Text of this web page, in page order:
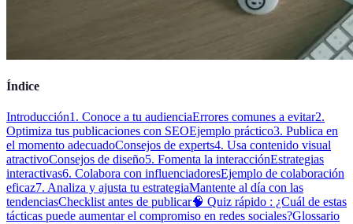
Índice
Introducción1. Conoce a tu audienciaErrores comunes a evitar2.
Optimiza tus publicaciones con SEOEjemplo práctico3. Publica en
el momento adecuadoConsejos de experts4. Usa contenido visual
atractivoConsejos de diseño5. Fomenta la interacciónEstrategias
interactivas6. Colabora con influenciadoresEjemplo de colaboración
eficaz7. Analiza y ajusta tu estrategiaMantente al día con las
tendenciasChecklist antes de publicar🧠 Quiz rápido : ¿Cuál de estas
tácticas puede aumentar el compromiso en redes sociales?Glossario